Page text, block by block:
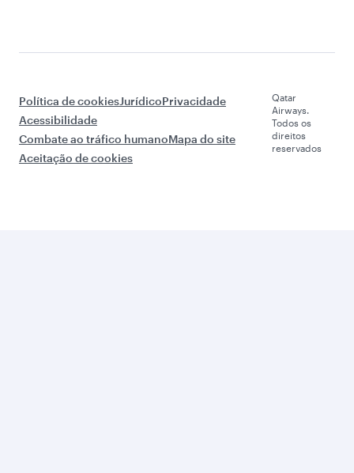
Política de cookiesJurídicoPrivacidade
Acessibilidade
Combate ao tráfico humanoMapa do site
Aceitação de cookies
Qatar
Airways.
Todos os
direitos
reservados